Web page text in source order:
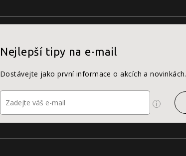
Nejlepší tipy na e-mail
Dostávejte jako první informace o akcích a novinkách.